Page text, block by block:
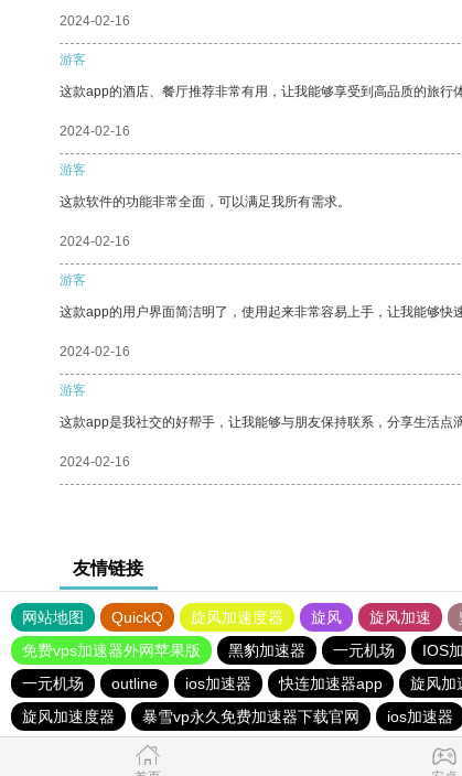
2024-02-16
游客
这款app的酒店、餐厅推荐非常有用，让我能够享受到高品质的旅行体
2024-02-16
游客
这款软件的功能非常全面，可以满足我所有需求。
2024-02-16
游客
这款app的用户界面简洁明了，使用起来非常容易上手，让我能够快
2024-02-16
游客
这款app是我社交的好帮手，让我能够与朋友保持联系，分享生活点滴
2024-02-16
友情链接
网站地图 QuickQ 旋风加速度器 旋风 旋风加速
免费vps加速器外网苹果版
黑豹加速器 一元机场 IOS
一元机场
outline ios加速器 快连加速器app 旋风加
旋风加速度器
暴雪vp永久免费加速器下载官网 ios加速器